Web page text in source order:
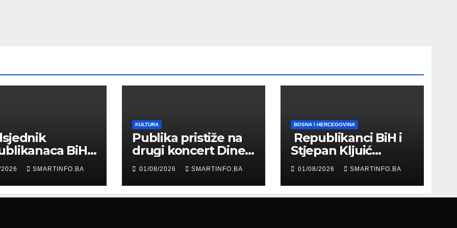
BiH
Garaplija
sajma
SMARTINFO.BA
KULTURA
Publika pristiže na
drugi koncert Dine
Merlina na Koševu
01/08/2026 SMARTINFO.BA
BOSNA I HERCEGOVINA
Republikanci BiH i
Stjepan Kljuić
razgovarali o
evropskom putu
Bosne i
Hercegovine
01/08/2026 SMARTINFO.BA